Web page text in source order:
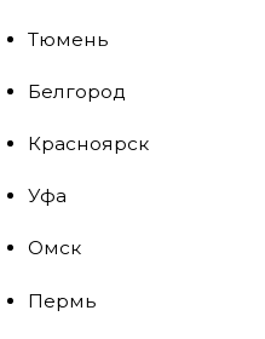
Тюмень
Белгород
Красноярск
Уфа
Омск
Пермь